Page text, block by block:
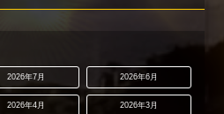
2026年7月 2026年6月
2026年4月 2026年3月